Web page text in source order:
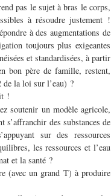
pas le sujet à bras le corps,
à résoudre justement !
à des augmentations de
toujours plus exigeantes
et standardisées, à partir
bon père de famille, restent,
de la loi sur l’eau) ?
!
soutenir un modèle agricole,
s’affranchir des substances de
sur des ressources
les ressources et l’eau
et la santé ?
(avec un grand T) à produire